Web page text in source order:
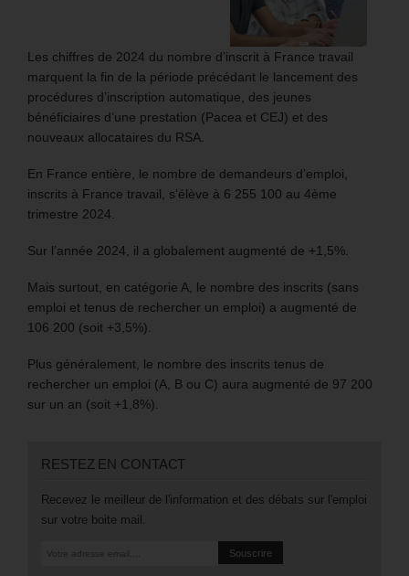
Les chiffres de 2024 du nombre d’inscrit à France travail
marquent la fin de la période précédant le lancement des
procédures d’inscription automatique, des jeunes
bénéficiaires d’une prestation (Pacea et CEJ) et des
nouveaux allocataires du RSA.
En France entière, le nombre de demandeurs d’emploi,
inscrits à France travail, s’élève à 6 255 100 au 4ème
trimestre 2024.
Sur l’année 2024, il a globalement augmenté de +1,5%.
Mais surtout, en catégorie A, le nombre des inscrits (sans
emploi et tenus de rechercher un emploi) a augmenté de
106 200 (soit +3,5%).
Plus généralement, le nombre des inscrits tenus de
rechercher un emploi (A, B ou C) aura augmenté de 97 200
sur un an (soit +1,8%).
RESTEZ EN CONTACT
Recevez le meilleur de l'information et des débats sur l'emploi
sur votre boite mail.